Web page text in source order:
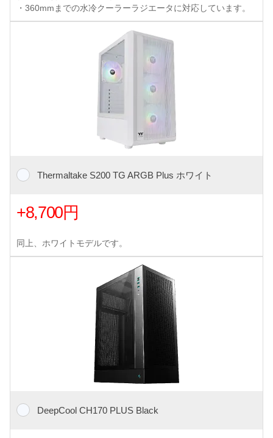
・360mmまでの水冷クーラーラジエータに対応しています。
Thermaltake S200 TG ARGB Plus ホワイト
+8,700円
同上、ホワイトモデルです。
DeepCool CH170 PLUS Black